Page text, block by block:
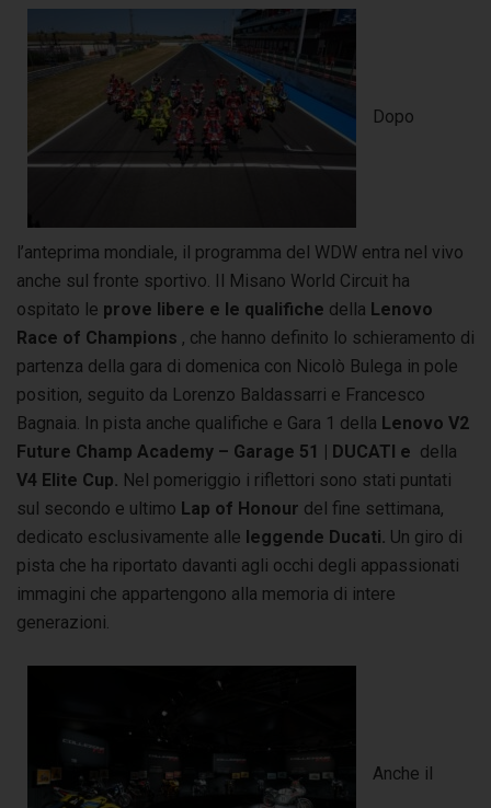
Dopo
l’anteprima mondiale, il programma del WDW entra nel vivo
anche sul fronte sportivo. Il Misano World Circuit ha
ospitato le prove libere e le qualifiche della Lenovo
Race of Champions , che hanno definito lo schieramento di
partenza della gara di domenica con Nicolò Bulega in pole
position, seguito da Lorenzo Baldassarri e Francesco
Bagnaia. In pista anche qualifiche e Gara 1 della Lenovo V2
Future Champ Academy – Garage 51 | DUCATI e della
V4 Elite Cup. Nel pomeriggio i riflettori sono stati puntati
sul secondo e ultimo Lap of Honour del fine settimana,
dedicato esclusivamente alle leggende Ducati. Un giro di
pista che ha riportato davanti agli occhi degli appassionati
immagini che appartengono alla memoria di intere
generazioni.
Anche il